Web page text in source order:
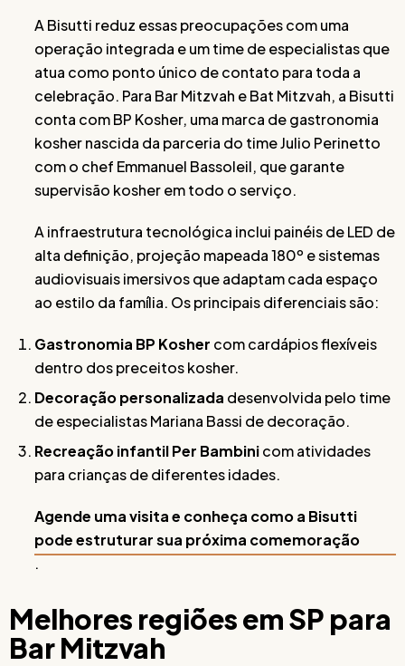
A Bisutti reduz essas preocupações com uma
operação integrada e um time de especialistas que
atua como ponto único de contato para toda a
celebração. Para Bar Mitzvah e Bat Mitzvah, a Bisutti
conta com BP Kosher, uma marca de gastronomia
kosher nascida da parceria do time Julio Perinetto
com o chef Emmanuel Bassoleil, que garante
supervisão kosher em todo o serviço.
A infraestrutura tecnológica inclui painéis de LED de
alta definição, projeção mapeada 180º e sistemas
audiovisuais imersivos que adaptam cada espaço
ao estilo da família. Os principais diferenciais são:
Gastronomia BP Kosher com cardápios flexíveis
dentro dos preceitos kosher.
Decoração personalizada desenvolvida pelo time
de especialistas Mariana Bassi de decoração.
Recreação infantil Per Bambinicom atividades
para crianças de diferentes idades.
Agende uma visita e conheça como a Bisutti
pode estruturar sua próxima comemoração
.
Melhores regiões em SP para
Bar Mitzvah